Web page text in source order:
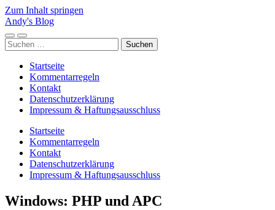
Zum Inhalt springen
Andy's Blog
Mobile-
Menü
Suchfeld
ein-/ausblenden
Suchen
nach:
Startseite
Kommentarregeln
Kontakt
Datenschutzerklärung
Impressum & Haftungsausschluss
Startseite
Kommentarregeln
Kontakt
Datenschutzerklärung
Impressum & Haftungsausschluss
Windows: PHP und APC